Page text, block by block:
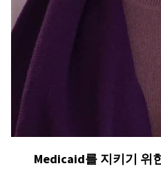
Medicaid를 지키기 위